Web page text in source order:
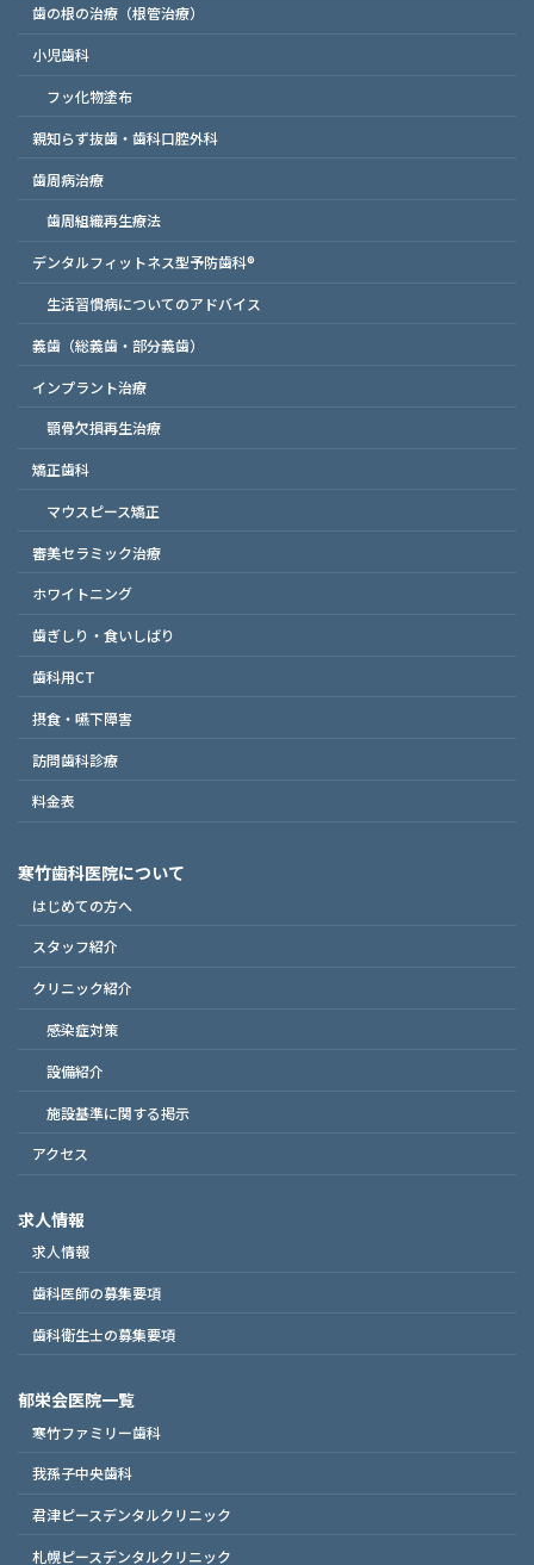
歯の根の治療（根管治療）
小児歯科
フッ化物塗布
親知らず抜歯・歯科口腔外科
歯周病治療
歯周組織再生療法
デンタルフィットネス型予防歯科®
生活習慣病についてのアドバイス
義歯（総義歯・部分義歯）
インプラント治療
顎骨欠損再生治療
矯正歯科
マウスピース矯正
審美セラミック治療
ホワイトニング
歯ぎしり・食いしばり
歯科用CT
摂食・嚥下障害
訪問歯科診療
料金表
寒竹歯科医院について
はじめての方へ
スタッフ紹介
クリニック紹介
感染症対策
設備紹介
施設基準に関する掲示
アクセス
求人情報
求人情報
歯科医師の募集要項
歯科衛生士の募集要項
郁栄会医院一覧
寒竹ファミリー歯科
我孫子中央歯科
君津ピースデンタルクリニック
札幌ピースデンタルクリニック